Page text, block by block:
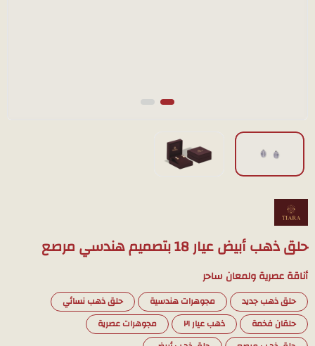
حلق ذهب أبيض عيار 18 بتصميم هندسي مرصع
أناقة عصرية ولمعان ساحر
حلق ذهب جديد مجوهرات هندسية
حلق ذهب نسائي
حلقان فخمة
ذهب عيار ٢١
مجوهرات عصرية